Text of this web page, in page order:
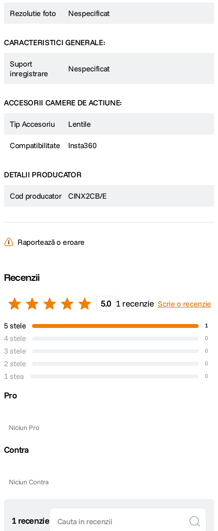
Rezolutie foto Nespecificat
CARACTERISTICI GENERALE:
Suport
inregistrare
Nespecificat
ACCESORII CAMERE DE ACTIUNE:
Tip Accesoriu Lentile
Compatibilitate Insta360
DETALII PRODUCATOR
Cod producator CINX2CB/E
Raportează o eroare
Recenzii
5.0 1 recenzie Scrie o recenzie
5 stele 1
4 stele 0
3 stele 0
2 stele 0
1 stea 0
Pro
Niciun Pro
Contra
Niciun Contra
1 recenzie